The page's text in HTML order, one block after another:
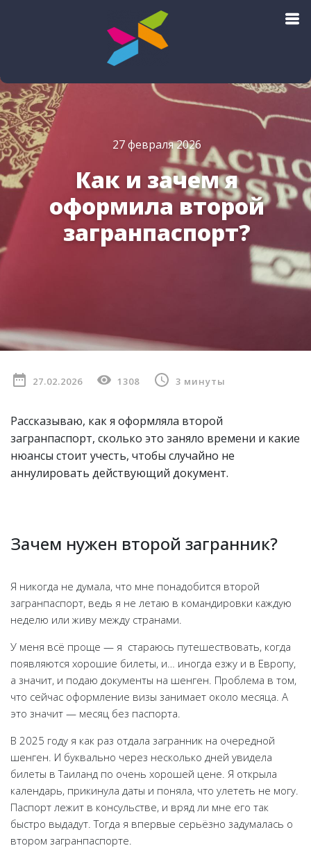
Поиск авиабилетов
27 февраля 2026
Как и зачем я
оформила второй
загранпаспорт?
27.02.2026 1308 3 минуты
Рассказываю, как я оформляла второй
загранпаспорт, сколько это заняло времени и какие
нюансы стоит учесть, чтобы случайно не
аннулировать действующий документ.
Зачем нужен второй загранник?
Я никогда не думала, что мне понадобится второй
загранпаспорт, ведь я не летаю в командировки каждую
неделю или живу между странами.
У меня всё проще — я стараюсь путешествовать, когда
появляются хорошие билеты, и… иногда езжу и в Европу,
а значит, и подаю документы на шенген. Проблема в том,
что сейчас оформление визы занимает около месяца. А
это значит — месяц без паспорта.
В 2025 году я как раз отдала загранник на очередной
шенген. И буквально через несколько дней увидела
билеты в Таиланд по очень хорошей цене. Я открыла
календарь, прикинула даты и поняла, что улететь не могу.
Паспорт лежит в консульстве, и вряд ли мне его так
быстро выдадут. Тогда я впервые серьёзно задумалась о
втором загранпаспорте.